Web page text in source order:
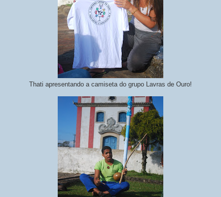
Thati apresentando a camiseta do grupo Lavras de Ouro!